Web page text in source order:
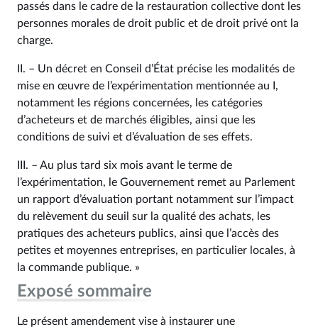
passés dans le cadre de la restauration collective dont les
personnes morales de droit public et de droit privé ont la
charge.
II. – Un décret en Conseil d’État précise les modalités de
mise en œuvre de l’expérimentation mentionnée au I,
notamment les régions concernées, les catégories
d’acheteurs et de marchés éligibles, ainsi que les
conditions de suivi et d’évaluation de ses effets.
III. – Au plus tard six mois avant le terme de
l’expérimentation, le Gouvernement remet au Parlement
un rapport d’évaluation portant notamment sur l’impact
du relèvement du seuil sur la qualité des achats, les
pratiques des acheteurs publics, ainsi que l’accès des
petites et moyennes entreprises, en particulier locales, à
la commande publique. »
Exposé sommaire
Le présent amendement vise à instaurer une